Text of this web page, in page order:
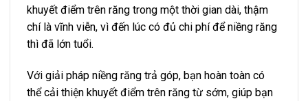
khuyết điểm trên răng trong một thời gian dài, thậm
chí là vĩnh viễn, vì đến lúc có đủ chi phí để niềng răng
thì đã lớn tuổi.
Với giải pháp niềng răng trả góp, bạn hoàn toàn có
thể cải thiện khuyết điểm trên răng từ sớm, giúp bạn